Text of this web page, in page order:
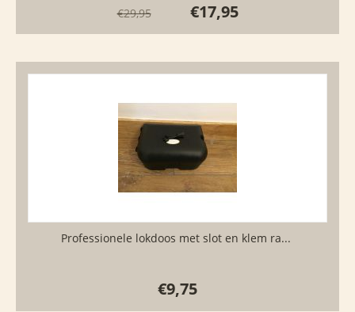
€29,95 €17,95
Professionele lokdoos met slot en klem ra...
€9,75